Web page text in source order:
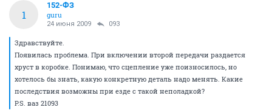
1
152-ФЗ
guru
24 июня 2009 093
Здравствуйте.
Появилась проблема. При включении второй передачи раздается
хруст в коробке. Понимаю, что сцепление уже поизносилось, но
хотелось бы знать, какую конкретную деталь надо менять. Какие
последствия возможны при езде с такой неполадкой?
P.S. ваз 21093